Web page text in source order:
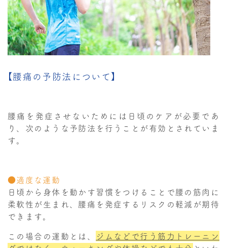
【腰痛の予防法について】
腰痛を発症させないためには日頃のケアが必要であ
り、次のような予防法を行うことが有効とされていま
す。
●適度な運動
日頃から身体を動かす習慣をつけることで腰の筋肉に
柔軟性が生まれ、腰痛を発症するリスクの軽減が期待
できます。
この場合の運動とは、
ジムなどで行う筋力トレーニン